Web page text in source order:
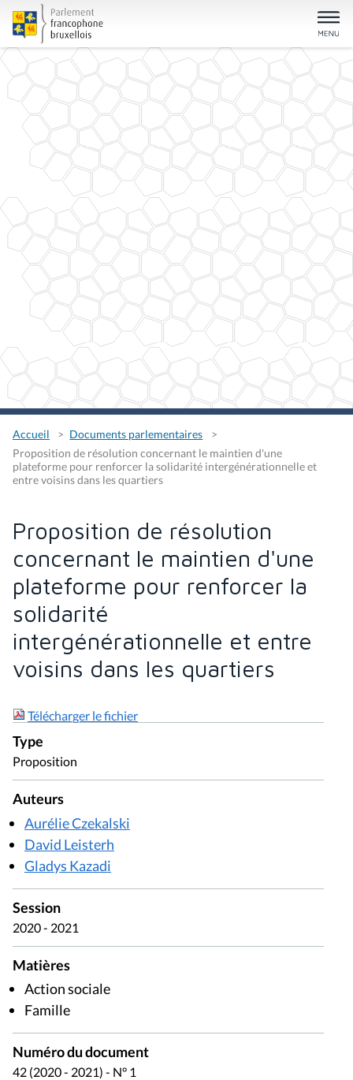
Accueil
Documents parlementaires
Proposition de résolution concernant le maintien d'une
plateforme pour renforcer la solidarité intergénérationnelle et
entre voisins dans les quartiers
Proposition de résolution
concernant le maintien d'une
plateforme pour renforcer la
solidarité
intergénérationnelle et entre
voisins dans les quartiers
Télécharger le fichier
Type
Proposition
Auteurs
Aurélie Czekalski
David Leisterh
Gladys Kazadi
Session
2020 - 2021
Matières
Action sociale
Famille
Numéro du document
42 (2020 - 2021) - N° 1